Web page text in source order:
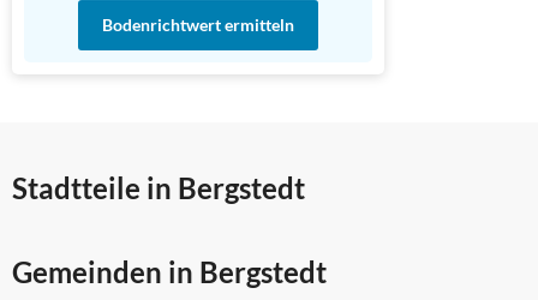
Bodenrichtwert ermitteln
Stadtteile in Bergstedt
Gemeinden in Bergstedt